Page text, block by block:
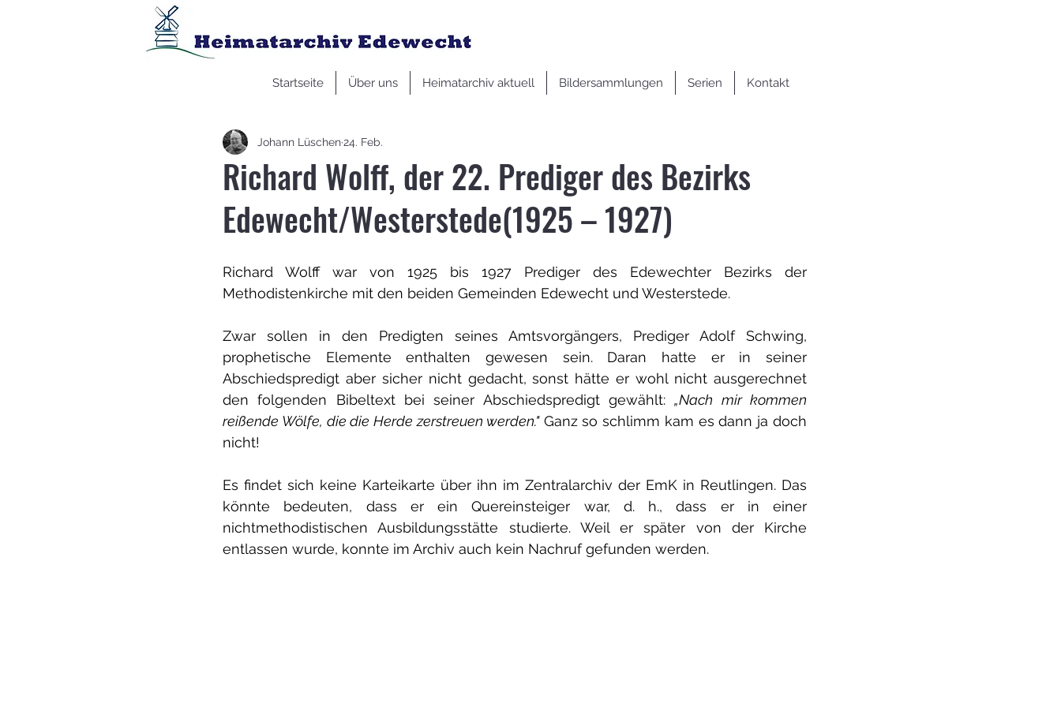
Startseite Über uns Heimatarchiv aktuell Bildersammlungen Serien Kontakt
Richard Wolff, der 22. Prediger des Bezirks
Edewecht/Westerstede(1925 – 1927)
Johann Lüschen24. Feb.
Richard Wolff war von 1925 bis 1927 Prediger des Edewechter Bezirks der
Methodistenkirche mit den beiden Gemeinden Edewecht und Westerstede.
Zwar sollen in den Predigten seines Amtsvorgängers, Prediger Adolf Schwing,
prophetische Elemente enthalten gewesen sein. Daran hatte er in seiner
Abschiedspredigt aber sicher nicht gedacht, sonst hätte er wohl nicht ausgerechnet
den folgenden Bibeltext bei seiner Abschiedspredigt gewählt: „Nach mir kommen
reißende Wölfe, die die Herde zerstreuen werden." Ganz so schlimm kam es dann ja doch
nicht!
Es findet sich keine Karteikarte über ihn im Zentralarchiv der EmK in Reutlingen. Das
könnte bedeuten, dass er ein Quereinsteiger war, d. h., dass er in einer
nichtmethodistischen Ausbildungsstätte studierte. Weil er später von der Kirche
entlassen wurde, konnte im Archiv auch kein Nachruf gefunden werden.